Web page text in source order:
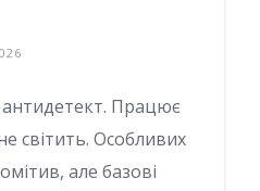
Працює
світить. Особливих
але базові